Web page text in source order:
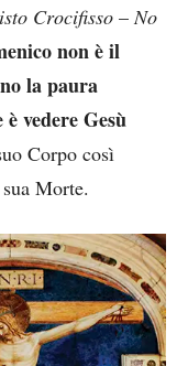
Crocifisso –No
non è il
la paura
vedere Gesù
Corpo così
Morte.